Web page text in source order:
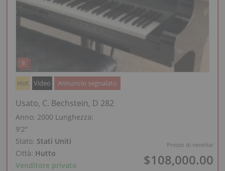
Prezzo di vendita:
$108,000.00
Hot Video Annuncio segnalato
Usato, C. Bechstein, D 282
Anno: 2000 Lunghezza:
9′2″
Stato: Stati Uniti
Città: Hutto
Venditore privato